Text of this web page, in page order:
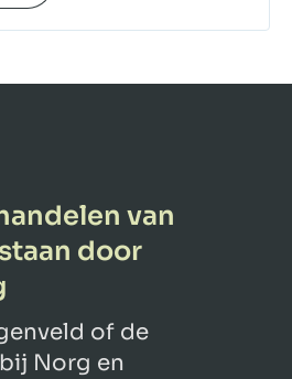
van
door
of de
Norg en